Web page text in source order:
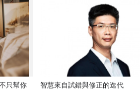
只幫你
智慧來自試錯與修正的迭代